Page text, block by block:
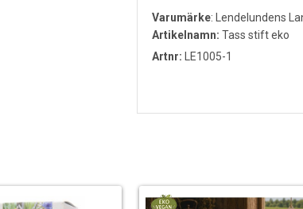
Varumärke: Lendelundens
Artikelnamn: Tass stift eko
Artnr: LE1005-1